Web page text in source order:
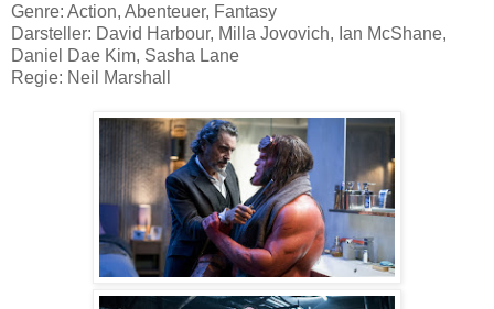
Genre: Action, Abenteuer, Fantasy
Darsteller: David Harbour, Milla Jovovich, Ian McShane,
Daniel Dae Kim, Sasha Lane
Regie: Neil Marshall